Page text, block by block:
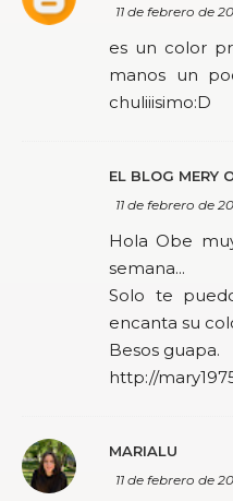
11 de febrero de
es un color
manos un
chuliiisimo:D
EL BLOG MERY
11 de febrero de
Hola Obe
semana...
Solo te
encanta su
Besos guapa.
http://
MARIALU
11 de febrero de